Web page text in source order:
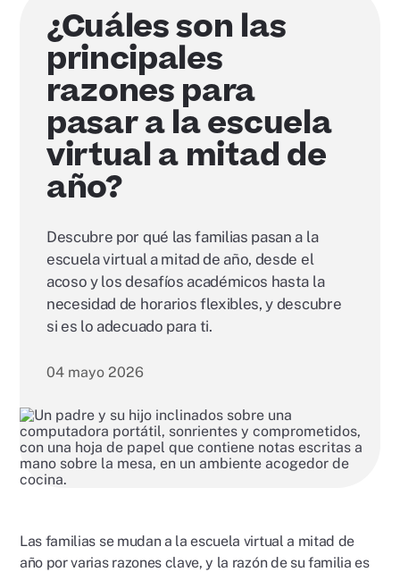
¿Cuáles son las
principales
razones para
pasar a la escuela
virtual a mitad de
año?
Descubre por qué las familias pasan a la
escuela virtual a mitad de año, desde el
acoso y los desafíos académicos hasta la
necesidad de horarios flexibles, y descubre
si es lo adecuado para ti.
04 mayo 2026
Las familias se mudan a la escuela virtual a mitad de
año por varias razones clave, y la razón de su familia es